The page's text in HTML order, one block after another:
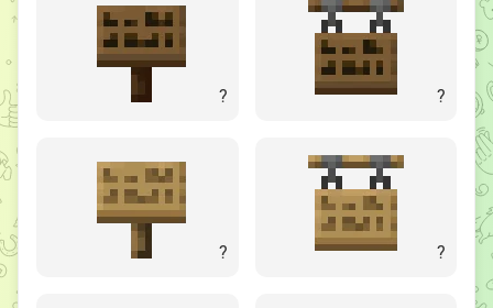
? ?
? ?